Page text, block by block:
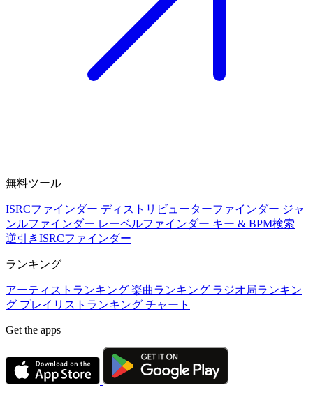
無料ツール
ISRCファインダー ディストリビューターファインダー ジャ
ンルファインダー レーベルファインダー キー & BPM検索
逆引きISRCファインダー
ランキング
アーティストランキング 楽曲ランキング ラジオ局ランキン
グ プレイリストランキング チャート
Get the apps